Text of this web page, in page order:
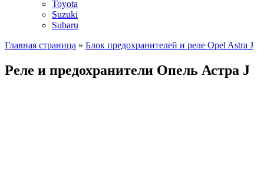
Toyota
Suzuki
Subaru
Главная страница » Блок предохранителей и реле Opel Astra J
Реле и предохранители Опель Астра J